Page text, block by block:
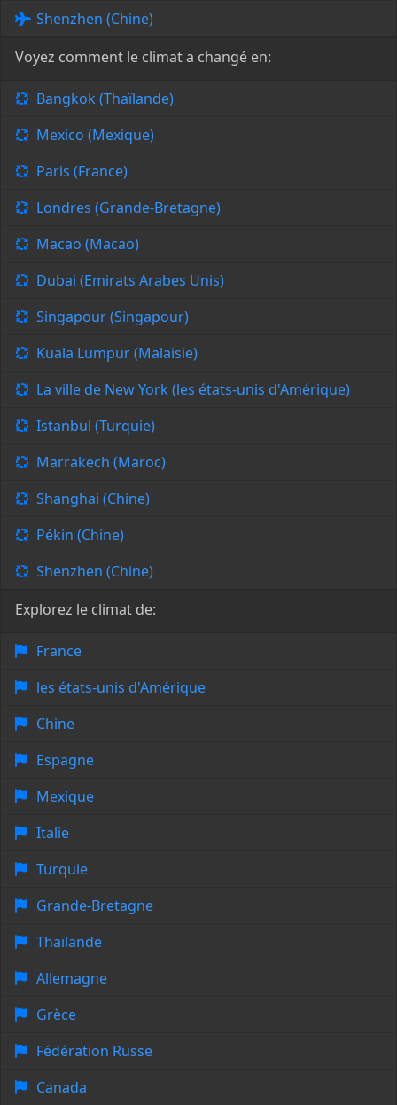
Shenzhen (Chine)
Voyez comment le climat a changé en:
Bangkok (Thaïlande)
Mexico (Mexique)
Paris (France)
Londres (Grande-Bretagne)
Macao (Macao)
Dubai (Emirats Arabes Unis)
Singapour (Singapour)
Kuala Lumpur (Malaisie)
La ville de New York (les états-unis d'Amérique)
Istanbul (Turquie)
Marrakech (Maroc)
Shanghai (Chine)
Pékin (Chine)
Shenzhen (Chine)
Explorez le climat de:
France
les états-unis d'Amérique
Chine
Espagne
Mexique
Italie
Turquie
Grande-Bretagne
Thaïlande
Allemagne
Grèce
Fédération Russe
Canada